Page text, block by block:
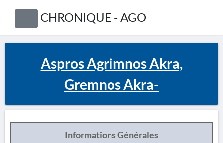
CHRONIQUE - AGO
Aspros Agrimnos Akra,
Gremnos Akra-
Informations Générales